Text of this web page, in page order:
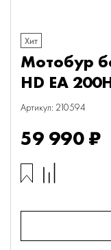
Хит
Мотобур
HD EA
Артикул: 210594
59 990 ₽